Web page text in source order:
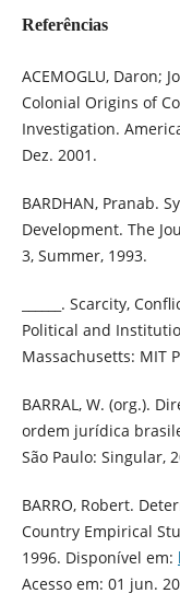
Referências
ACEMOGLU, Daron;
Colonial Origins of
Investigation.
Dez. 2001.
BARDHAN, Pranab.
Development. The
3, Summer, 1993.
______. Scarcity,
Political and
Massachusetts: MIT
BARRAL, W. (org.).
ordem jurídica
São Paulo: Singular,
BARRO, Robert.
Country Empirical
1996. Disponível em:
Acesso em: 01 jun.